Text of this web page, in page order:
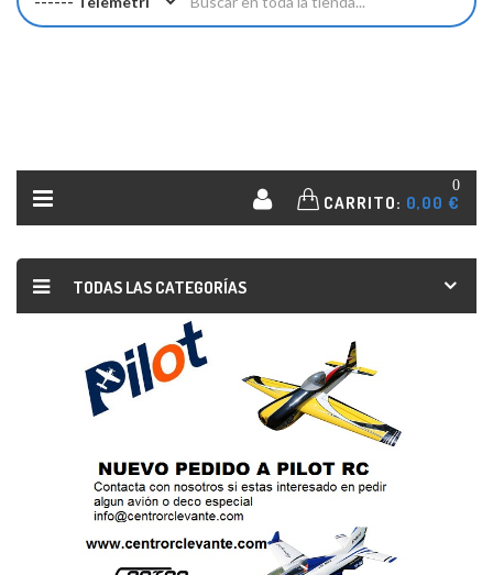
0
CARRITO: 0,00 €
TODAS LAS CATEGORÍAS